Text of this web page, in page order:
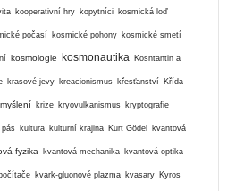
kooperativní hry kopytníci kosmická loď
počasí kosmické pohony kosmické smetí
kosmologie kosmonautika Kosntantin a
krasové jevy kreacionismus křesťanství Křída
krize kryovulkanismus kryptografie
pás kultura kulturní krajina Kurt Gödel kvantová
fyzika kvantová mechanika kvantová optika
kvark-gluonové plazma kvasary Kyros